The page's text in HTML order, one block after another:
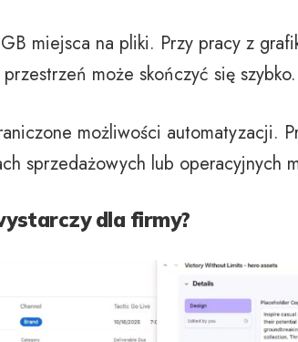
miejsca na pliki. Przy pracy z
może skończyć się szybko.
możliwości automatyzacji.
sprzedażowych lub operacyjnych
dla firmy?